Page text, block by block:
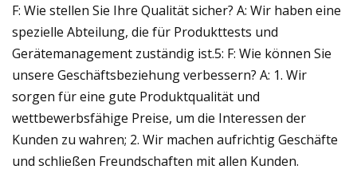
F: Wie stellen Sie Ihre Qualität sicher? A: Wir haben eine
spezielle Abteilung, die für Produkttests und
Gerätemanagement zuständig ist.5: F: Wie können Sie
unsere Geschäftsbeziehung verbessern? A: 1. Wir
sorgen für eine gute Produktqualität und
wettbewerbsfähige Preise, um die Interessen der
Kunden zu wahren; 2. Wir machen aufrichtig Geschäfte
und schließen Freundschaften mit allen Kunden.